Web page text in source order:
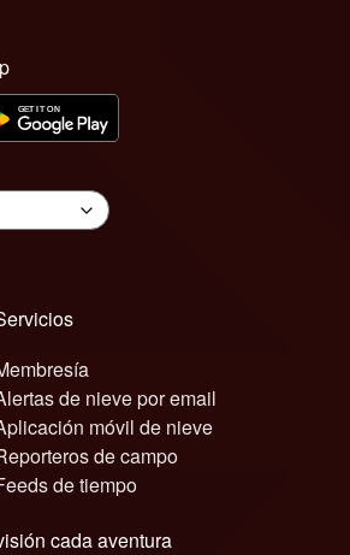
Servicios
de nieve por email
móvil de nieve
de campo
de tiempo
cada aventura